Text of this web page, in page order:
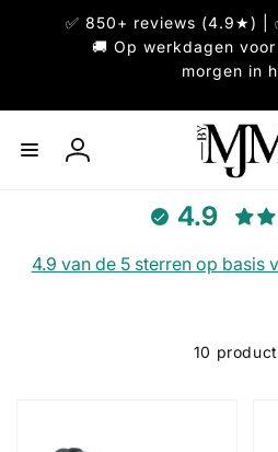
✅ 850+ reviews (4.9★) |
🚚 Op werkdagen
morgen in
Inloggen
4.9
4.9 van de 5 sterren op basis
10